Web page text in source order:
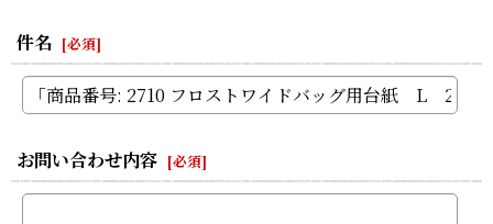
件名 [必須]
お問い合わせ内容 [必須]